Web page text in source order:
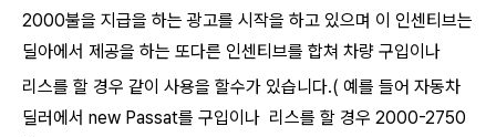
2000불을 지급을 하는 광고를 시작을 하고 있으며 이 인센티브는
딜아에서 제공을 하는 또다른 인센티브를 합쳐 차량 구입이나
리스를 할 경우 같이 사용을 할수가 있습니다.( 예를 들어 자동차
딜러에서 new Passat를 구입이나 리스를 할 경우 2000-2750